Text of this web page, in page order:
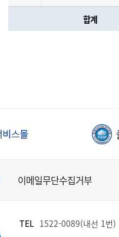
합계
이메일무단수집거부
TEL 1522-0089(내선 1번